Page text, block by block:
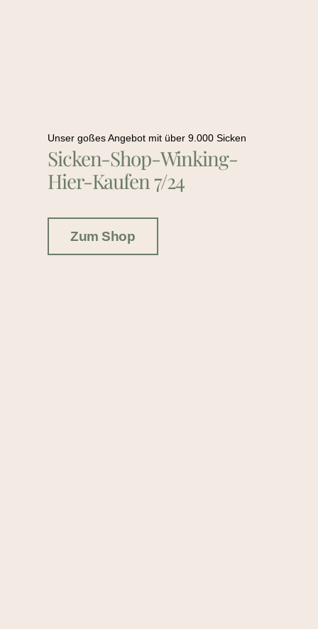
Unser goßes Angebot mit über 9.000 Sicken
Sicken-Shop-Winking-
Hier-Kaufen 7/24
Zum Shop